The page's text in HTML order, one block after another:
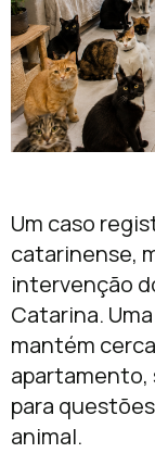
Um caso
catarinense,
intervenção
Catarina.
mantém
apartamento,
para
animal.